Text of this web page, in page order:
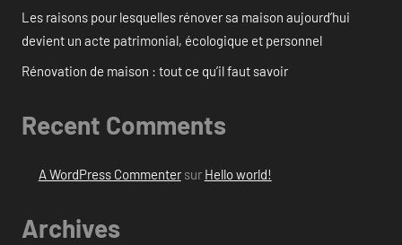
Les raisons pour lesquelles rénover sa maison aujourd’hui
devient un acte patrimonial, écologique et personnel
Rénovation de maison : tout ce qu’il faut savoir
Recent Comments
A WordPress Commentersur Hello world!
Archives